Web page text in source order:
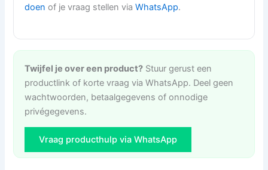
doen of je vraag stellen viaWhatsApp.
Twijfel je over een product? Stuur gerust een
productlink of korte vraag via WhatsApp. Deel geen
wachtwoorden, betaalgegevens of onnodige
privégegevens.
Vraag producthulp via WhatsApp